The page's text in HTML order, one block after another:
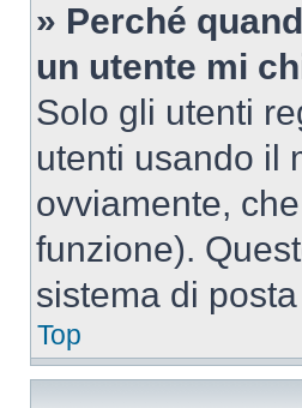
» Perché
un utente mi
Solo gli utenti
utenti usando il
ovviamente,
funzione).
sistema di
Top